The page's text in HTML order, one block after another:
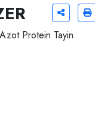
Protein Tayin